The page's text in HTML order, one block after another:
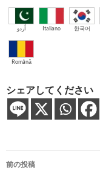
اُردو Italiano 한국어
Română
シェアしてください
投
前の投稿